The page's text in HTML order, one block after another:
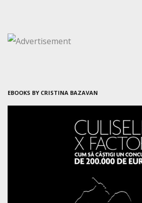
EBOOKS BY CRISTINA BAZAVAN